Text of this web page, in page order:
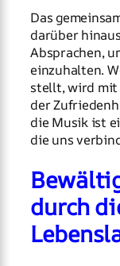
Das
darüber
Absprachen,
einzuhalten.
stellt, wird mit
der
die Musik ist
die uns
durch